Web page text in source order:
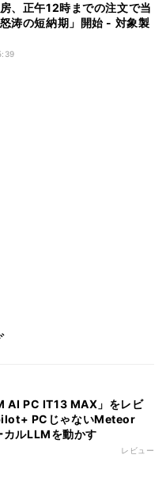
、正午12時までの注文で当
涛の短納期」開始 - 対象製
AI PC IT13 MAX」をレビ
PCじゃないMeteor
ルLLMを動かす
レビュー